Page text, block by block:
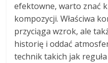
efektowne, warto znać
kompozycji. Właściwa
przyciąga wzrok, ale
historię i oddać
technik takich jak